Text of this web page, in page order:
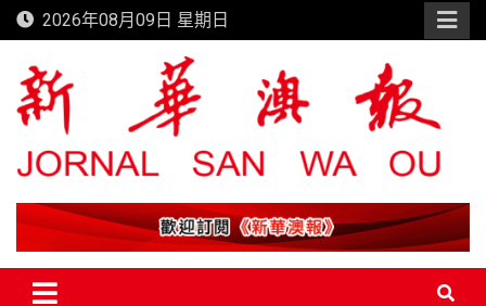
Skip
to
content
2026年08月09日 星期日
新華澳報